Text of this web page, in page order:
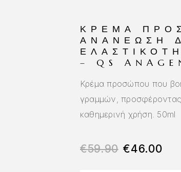
ΚΡΈΜΑ
ΑΝΑΝΈΩΣΗ
– QS
Κρέμα προσώπου που
γραμμών, προσφέροντας
καθημερινή χρήση. 50ml
€59.90 €46.00